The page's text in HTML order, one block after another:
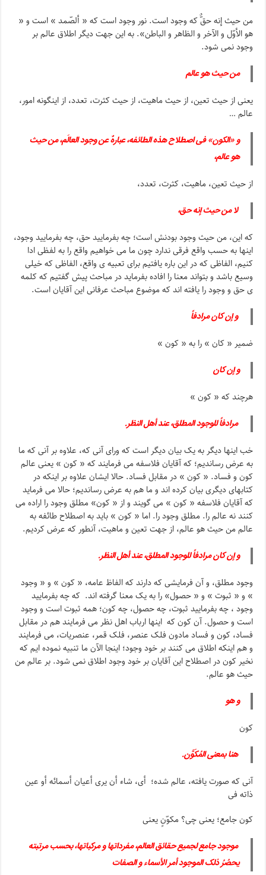
من حیث إنه حقٌّ که وجود است. نور وجود است که « ألصّمد » است و «
هو الأوّل و الآخر و الظاهر و الباطن». به این جهت دیگر اطلاق عالم بر
وجود نمی شود.
من حیث هو عالم
یعنی از حیث تعین، از حیث ماهیت، از حیث کثرت، تعدد، از اینگونه امور،
عالم …
و «الکون» فی اصطلاح هذه الطائفه، عبارهٌ عن وجود العالَم، من حیث
هو عالم،
از حیث تعین، ماهیت، کثرت، تعدد،
لا من حیث إنه حق،
که این، من حیث وجود بودنش است؛ چه بفرمایید حق، چه بفرمایید وجود،
اینها به حسب واقع فرقی ندارد چون ما می خواهیم واقع را به لفظی ادا
کنیم، الفاظی که در این باره یافتیم برای تعبیه ی واقع، الفاظی که خیلی
وسیع باشد و بتواند معنا را افاده بفرماید در مباحث پیش گفتیم که کلمه
ی حق و وجود را یافته اند که موضوع مباحث عرفانی این آقایان است.
و إن کان مرادفاً
ضمیر « کان » را به « کون »
و إن کان
هرچند که « کون »
مرادفاً للوجود المطلق، عند أهل النظر.
خب اینها دیگر به یک بیان دیگر است که ورای آنی که، علاوه بر آنی که ما
به عرض رساندیم؛ که آقایان فلاسفه می فرمایند که « کون » یعنی عالم
کون و فساد. « کون » در مقابل فساد. حالا ایشان علاوه بر اینکه در
کتابهای دیگری بیان کرده اند و ما هم به عرض رساندیم؛ حالا می فرماید
که آقایان فلاسفه « کون » می گویند و از « کون» مطلق وجود را اراده می
کنند نه عالم را. مطلق وجود را. اما « کون » باید به اصطلاح طائفه به
عالم من حیث هو عالم، از جهت تعین و ماهیت، آنطور که عرض کردیم.
و إن کان مرادفاً للوجود المطلق، عند أهل النظر.
وجود مطلق، و آن فرمایشی که دارند که الفاظ عامه، « کون » و « وجود
» و « ثبوت » و « حصول» را به یک معنا گرفته اند. که چه بفرمایید
وجود ، چه بفرمایید ثبوت، چه حصول، چه کون؛ همه ثبوت است و وجود
است و حصول. آن کون که اینها ارباب اهل نظر می فرمایند هم در مقابل
فساد، کون و فساد مادون فلک عنصر، فلک قمر، عنصریات، می فرمایند
و هم اینکه اطلاق می کنند بر خود وجود؛ اینجا الآن ما تنبیه نموده ایم که
نخیر کون در اصطلاح این آقایان بر خود وجود اطلاق نمی شود. بر عالم من
حیث هو عالم.
و هو
کون
هنا بمعنى المُکَوَّن.
آنی که صورت یافته، عالم شده؛ أی، شاء أن یرى أعیان أسمائه أو عین
ذاته فی
کون جامع؛ یعنی چی؟ مکوّنٍ یعنی
موجود جامع لجمیع حقائق العالم، مفرداتها و مرکباتها، بحسب مرتبته
یحصُرُ ذلک الموجود أمر الأسماء و الصفات